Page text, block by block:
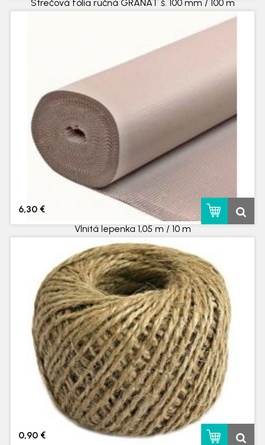
Strečová fólia ručná GRANÁT š. 100 mm / 100 m
Vlnitá lepenka 1,05 m / 10 m
skladom
6,30 €
0,90 €